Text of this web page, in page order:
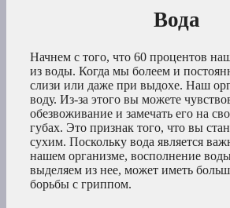
Вода
Начнем с того, что 60 процентов
из воды. Когда мы болеем и
слизи или даже при выдохе. Наш
воду. Из-за этого вы можете
обезвоживание и замечать его на
губах. Это признак того, что вы
сухим. Поскольку вода является
нашем организме, восполнение
выделяем из нее, может иметь
борьбы с гриппом.